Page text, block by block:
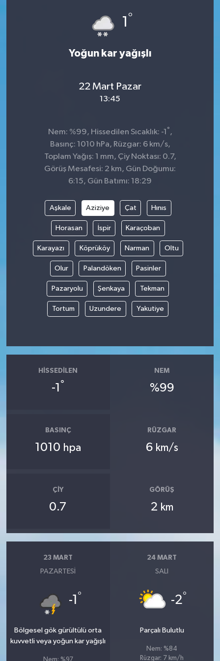
1°
Yoğun kar yağışlı
22 Mart Pazar
13:45
Nem: %99, Hissedilen Sıcaklık: -1 ° ,
Basınç: 1010 hPa, Rüzgar: 6 km/s,
Toplam Yağış: 1 mm, Çiy Noktası: 0.7,
Görüş Mesafesi: 2 km, Gün Doğumu:
6:15, Gün Batımı: 18:29
Aşkale Aziziye Çat Hınıs
Horasan İspir Karaçoban
Karayazı Köprüköy Narman Oltu
Olur Palandöken Pasinler
Pazaryolu Şenkaya Tekman
Tortum Uzundere Yakutiye
HISSEDILEN
-1 °
NEM
%99
BASINÇ
1010 hpa
RÜZGAR
6 km/s
ÇIY
0.7
GÖRÜŞ
2 km
23 MART
PAZARTESI
-1 °
Bölgesel gök gürültülü orta
kuvvetli veya yoğun kar yağışlı
Nem: %97
24 MART
SALI
-2°
Parçalı Bulutlu
Nem: %84
Rüzgar: 7 km/h
Magazin
haber ara
Yazarlarımız
Tüm Makaleler
Tüm Haberler
Videolu Haberler
Son Dakika